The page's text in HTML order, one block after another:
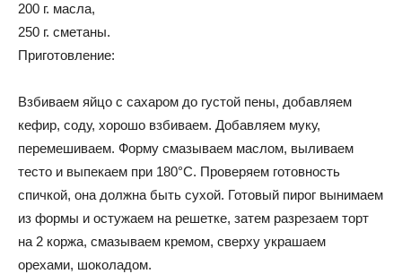
200 г. масла,
250 г. сметаны.
Приготовление:
Взбиваем яйцо с сахаром до густой пены, добавляем
кефир, соду, хорошо взбиваем. Добавляем муку,
перемешиваем. Форму смазываем маслом, выливаем
тесто и выпекаем при 180°С. Проверяем готовность
спичкой, она должна быть сухой. Готовый пирог вынимаем
из формы и остужаем на решетке, затем разрезаем торт
на 2 коржа, смазываем кремом, сверху украшаем
орехами, шоколадом.